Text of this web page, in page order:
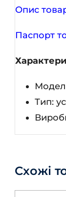
Опис
Паспорт
Тип:
Схожі